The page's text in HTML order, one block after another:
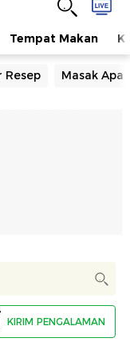
Tempat Makan
Resep Masak Apa
KIRIM PENGALAMAN